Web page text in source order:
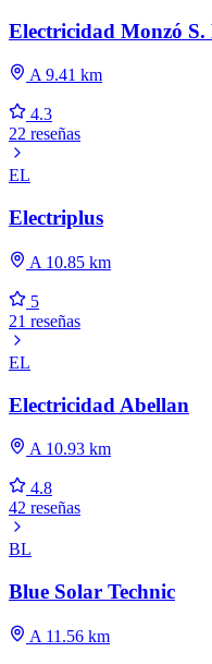
Electricidad Monzó S.
A 9.41 km
4.3
22 reseñas
EL
Electriplus
A 10.85 km
5
21 reseñas
EL
Electricidad Abellan
A 10.93 km
4.8
42 reseñas
BL
Blue Solar Technic
A 11.56 km